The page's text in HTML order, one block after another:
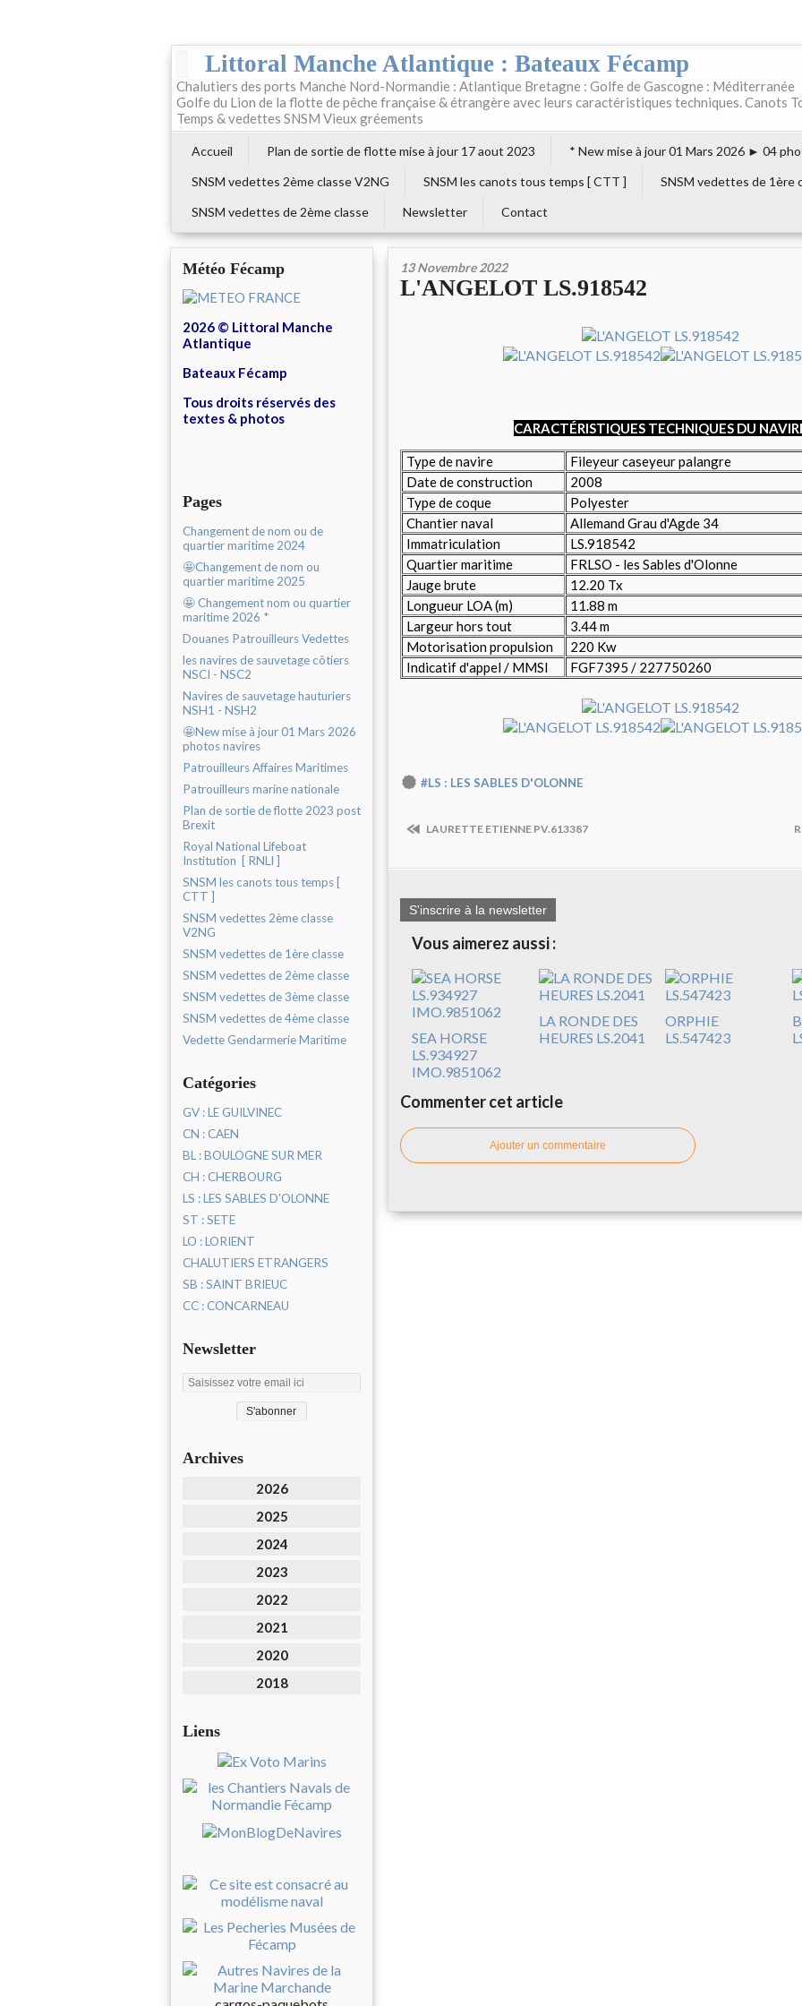
Littoral Manche Atlantique : Bateaux Fécamp
Chalutiers des ports Manche Nord-Normandie : Atlantique Bretagne : Golfe de Gascogne : Méditerranée
Golfe du Lion de la flotte de pêche française & étrangère avec leurs caractéristiques techniques. Canots
Temps & vedettes SNSM Vieux gréements
Accueil Plan de sortie de flotte mise à jour 17 aout 2023
* New mise à jour 01 Mars 2026 ► 04
SNSM vedettes 2ème classe V2NG
SNSM les canots tous temps [ CTT ]
SNSM vedettes de 1ère
SNSM vedettes de 2ème classe
Newsletter Contact
Météo Fécamp
2026 © Littoral Manche
Atlantique
Bateaux Fécamp
Tous droits réservés des
textes & photos
Pages
Changement de nom ou de
quartier maritime 2024
🤩Changement de nom ou
quartier maritime 2025
🤩 Changement nom ou quartier
maritime 2026 *
Douanes Patrouilleurs Vedettes
les navires de sauvetage côtiers
NSCI - NSC2
Navires de sauvetage hauturiers
NSH1 - NSH2
🤩New mise à jour 01 Mars 2026
photos navires
Patrouilleurs Affaires Maritimes
Patrouilleurs marine nationale
Plan de sortie de flotte 2023 post
Brexit
Royal National Lifeboat
Institution [ RNLI ]
SNSM les canots tous temps [
CTT ]
SNSM vedettes 2ème classe
V2NG
SNSM vedettes de 1ère classe
SNSM vedettes de 2ème classe
SNSM vedettes de 3ème classe
SNSM vedettes de 4ème classe
Vedette Gendarmerie Maritime
Catégories
GV : LE GUILVINEC
CN : CAEN
BL : BOULOGNE SUR MER
CH : CHERBOURG
LS : LES SABLES D'OLONNE
ST : SETE
LO : LORIENT
CHALUTIERS ETRANGERS
SB : SAINT BRIEUC
CC : CONCARNEAU
Newsletter
Archives
2026
2025
2024
2023
2022
2021
2020
2018
Liens
13 Novembre 2022
L'ANGELOT LS.918542
CARACTÉRISTIQUES TECHNIQUES DU
Type de navire
Fileyeur caseyeur palangre
Date de construction
2008
Type de coque
Polyester
Chantier naval
Allemand Grau d'Agde 34
Immatriculation
LS.918542
Quartier maritime
FRLSO - les Sables d'Olonne
Jauge brute
12.20 Tx
Longueur LOA (m)
11.88 m
Largeur hors tout
3.44 m
Motorisation propulsion
220 Kw
Indicatif d'appel / MMSI
FGF7395 / 227750260
#LS : LES SABLES D'OLONNE
LAURETTE ETIENNE PV.613387
S'inscrire à la newsletter
Vous aimerez aussi :
SEA HORSE
LS.934927
IMO.9851062
LA RONDE DES
HEURES LS.2041
ORPHIE
LS.547423
Commenter cet article
Ajouter un commentaire